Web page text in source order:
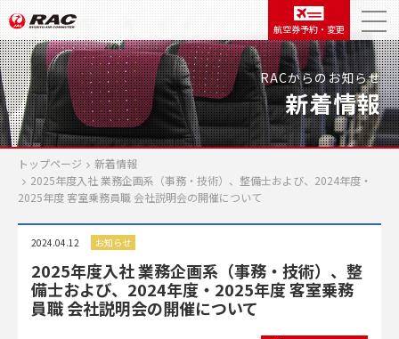
航空券予約・変更
RACからのお知らせ
新着情報
トップページ
新着情報
2025年度入社 業務企画系（事務・技術）、整備士および、2024年度・
2025年度 客室乗務員職 会社説明会の開催について
2024.04.12 お知らせ
2025年度入社 業務企画系（事務・技術）、整
備士および、2024年度・2025年度 客室乗務
員職 会社説明会の開催について